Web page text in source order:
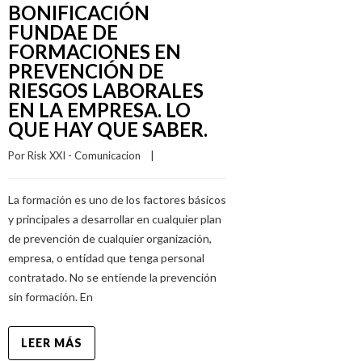
BONIFICACIÓN
FUNDAE DE
FORMACIONES EN
PREVENCIÓN DE
RIESGOS LABORALES
EN LA EMPRESA. LO
QUE HAY QUE SABER.
Por Risk XXI - Comunicacion
La formación es uno de los factores básicos
y principales a desarrollar en cualquier plan
de prevención de cualquier organización,
empresa, o entidad que tenga personal
contratado. No se entiende la prevención
sin formación. En
LEER MÁS